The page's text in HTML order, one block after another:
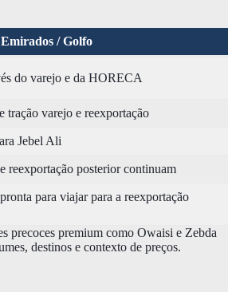
/ Golfo
do varejo e da HORECA
tração varejo e reexportação
Jebel Ali
reexportação posterior continuam
para viajar para a reexportação
precoces premium como Owaisi e Zebda
destinos e contexto de preços.